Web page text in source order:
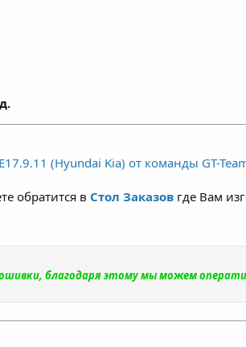
(Hyundai Kia) от команды GT-
обратится в Стол Заказов где Вам
благодаря этому мы можем